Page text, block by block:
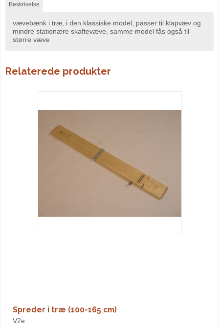
Beskrivelse
vævebænk i træ, i den klassiske model, passer til klapvæv og
mindre stationære skaftevæve, samme model fås også til
større væve
Relaterede produkter
Spreder i træ (100-165 cm)
V2e